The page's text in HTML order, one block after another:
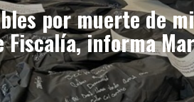
por muerte de
Fiscalía, informa